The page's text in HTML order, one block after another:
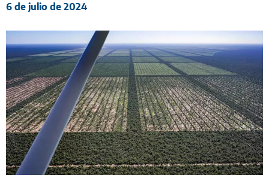
6 de julio de 2024